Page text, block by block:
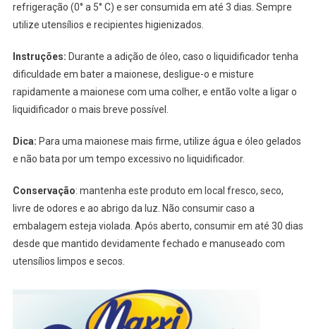
refrigeração (0° a 5° C) e ser consumida em até 3 dias. Sempre
utilize utensílios e recipientes higienizados.
Instruções: Durante a adição de óleo, caso o liquidificador tenha
dificuldade em bater a maionese, desligue-o e misture
rapidamente a maionese com uma colher, e então volte a ligar o
liquidificador o mais breve possível.
Dica: Para uma maionese mais firme, utilize água e óleo gelados
e não bata por um tempo excessivo no liquidificador.
Conservação: mantenha este produto em local fresco, seco,
livre de odores e ao abrigo da luz. Não consumir caso a
embalagem esteja violada. Após aberto, consumir em até 30 dias
desde que mantido devidamente fechado e manuseado com
utensílios limpos e secos.